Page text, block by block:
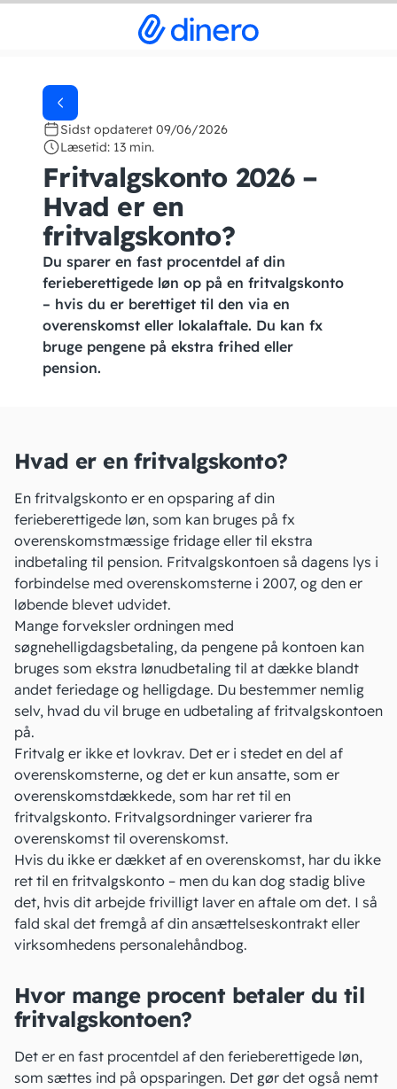
Sidst opdateret 09/06/2026
Læsetid: 13 min.
Fritvalgskonto 2026 –
Hvad er en
fritvalgskonto?
Du sparer en fast procentdel af din
ferieberettigede løn op på en fritvalgskonto
– hvis du er berettiget til den via en
overenskomst eller lokalaftale. Du kan fx
bruge pengene på ekstra frihed eller
pension.
Hvad er en fritvalgskonto?
En fritvalgskonto er en opsparing af din
ferieberettigede løn, som kan bruges på fx
overenskomstmæssige fridage eller til ekstra
indbetaling til pension. Fritvalgskontoen så dagens lys i
forbindelse med overenskomsterne i 2007, og den er
løbende blevet udvidet.
Mange forveksler ordningen med
søgnehelligdagsbetaling, da pengene på kontoen kan
bruges som ekstra lønudbetaling til at dække blandt
andet feriedage og helligdage. Du bestemmer nemlig
selv, hvad du vil bruge en udbetaling af fritvalgskontoen
på.
Fritvalg er ikke et lovkrav. Det er i stedet en del af
overenskomsterne, og det er kun ansatte, som er
overenskomstdækkede, som har ret til en
fritvalgskonto. Fritvalgsordninger varierer fra
overenskomst til overenskomst.
Hvis du ikke er dækket af en overenskomst, har du ikke
ret til en fritvalgskonto – men du kan dog stadig blive
det, hvis dit arbejde frivilligt laver en aftale om det. I så
fald skal det fremgå af din ansættelseskontrakt eller
virksomhedens personalehåndbog.
Hvor mange procent betaler du til
fritvalgskontoen?
Det er en fast procentdel af den ferieberettigede løn,
som sættes ind på opsparingen. Det gør det også nemt